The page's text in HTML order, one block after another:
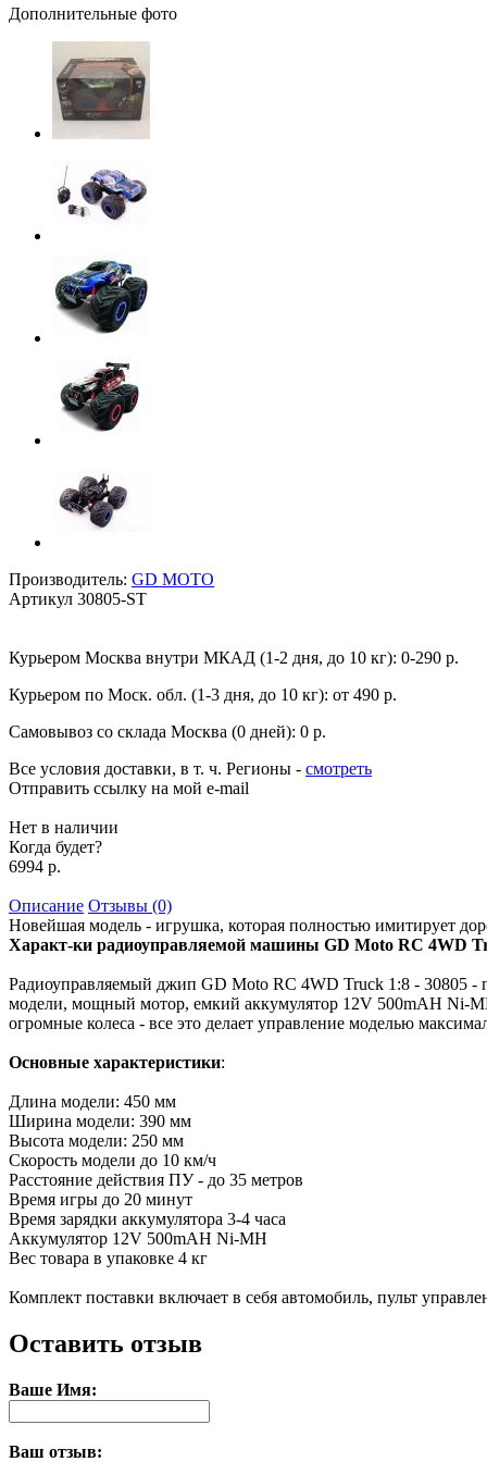
Дополнительные фото
Производитель: GD MOTO
Артикул 30805-ST
Курьером Москва внутри МКАД (1-2 дня, до 10 кг): 0-290 р.
Курьером по Моск. обл. (1-3 дня, до 10 кг): от 490 р.
Самовывоз со склада Москва (0 дней): 0 р.
Все условия доставки, в т. ч. Регионы - смотреть
Отправить ссылку на мой e-mail
Нет в наличии
Когда будет?
6994 р.
Описание Отзывы (0)
Новейшая модель - игрушка, которая полностью имитирует
Характ-ки радиоуправляемой машины GD Moto RC 4WD
Радиоуправляемый джип GD Moto RC 4WD Truck 1:8 - 30805 -
модели, мощный мотор, емкий аккумулятор 12V 500mAH Ni-
огромные колеса - все это делает управление моделью
Основные характеристики:
Длина модели: 450 мм
Ширина модели: 390 мм
Высота модели: 250 мм
Скорость модели до 10 км/ч
Расстояние действия ПУ - до 35 метров
Время игры до 20 минут
Время зарядки аккумулятора 3-4 часа
Аккумулятор 12V 500mAH Ni-MH
Вес товара в упаковке 4 кг
Комплект поставки включает в себя автомобиль, пульт
Оставить отзыв
Ваше Имя:
Ваш отзыв: